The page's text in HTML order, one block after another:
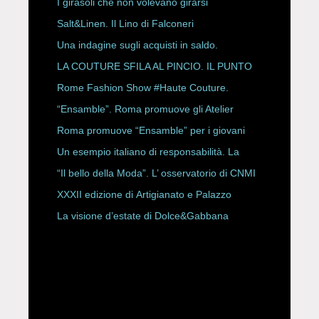
Salt&Linen. Il Lino di Falconeri
Una indagine sugli acquisti in saldo.
LA COUTURE SFILA AL PINCIO. IL PUNTO
CON ALESSANDRO ONORATO E
ROBERTA ANGELILLI
Rome Fashion Show #Haute Couture.
“Ensamble”. Roma promuove gli Atelier
Storici
Roma promuove “Ensamble” per i giovani
Un esempio italiano di responsabilità. La
Rete Slow Fiber
“Il bello della Moda”. L’ osservatorio di CNMI
XXXII edizione di Artigianato e Palazzo
La visione d’estate di Dolce&Gabbana